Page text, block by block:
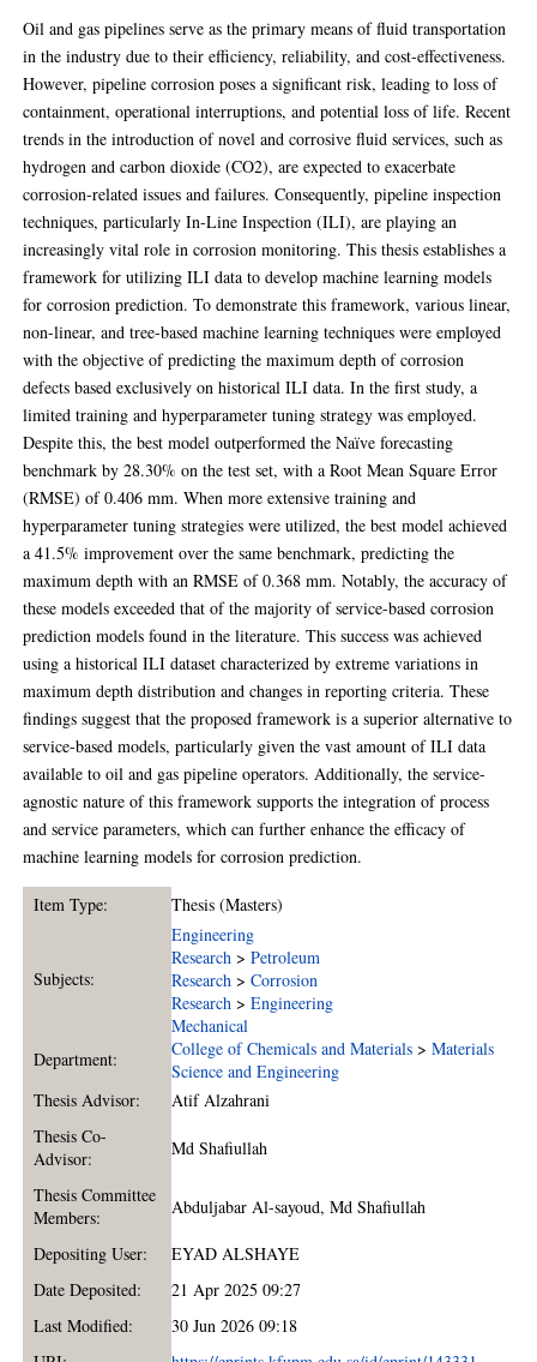
Oil and gas pipelines serve as the primary means of fluid transportation
in the industry due to their efficiency, reliability, and cost-effectiveness.
However, pipeline corrosion poses a significant risk, leading to loss of
containment, operational interruptions, and potential loss of life. Recent
trends in the introduction of novel and corrosive fluid services, such as
hydrogen and carbon dioxide (CO2), are expected to exacerbate
corrosion-related issues and failures. Consequently, pipeline inspection
techniques, particularly In-Line Inspection (ILI), are playing an
increasingly vital role in corrosion monitoring. This thesis establishes a
framework for utilizing ILI data to develop machine learning models
for corrosion prediction. To demonstrate this framework, various linear,
non-linear, and tree-based machine learning techniques were employed
with the objective of predicting the maximum depth of corrosion
defects based exclusively on historical ILI data. In the first study, a
limited training and hyperparameter tuning strategy was employed.
Despite this, the best model outperformed the Naïve forecasting
benchmark by 28.30% on the test set, with a Root Mean Square Error
(RMSE) of 0.406 mm. When more extensive training and
hyperparameter tuning strategies were utilized, the best model achieved
a 41.5% improvement over the same benchmark, predicting the
maximum depth with an RMSE of 0.368 mm. Notably, the accuracy of
these models exceeded that of the majority of service-based corrosion
prediction models found in the literature. This success was achieved
using a historical ILI dataset characterized by extreme variations in
maximum depth distribution and changes in reporting criteria. These
findings suggest that the proposed framework is a superior alternative to
service-based models, particularly given the vast amount of ILI data
available to oil and gas pipeline operators. Additionally, the service-
agnostic nature of this framework supports the integration of process
and service parameters, which can further enhance the efficacy of
machine learning models for corrosion prediction.
Item Type: Thesis (Masters)
Subjects:
Engineering
Research >Petroleum
Research >Corrosion
Research >Engineering
Mechanical
Department:
College of Chemicals and Materials >Materials
Science and Engineering
Thesis Advisor:
Atif Alzahrani
Thesis Co-
Advisor:
Md Shafiullah
Thesis Committee
Members:
Abduljabar Al-sayoud,Md Shafiullah
Depositing User:
EYAD ALSHAYE
Date Deposited:
21 Apr 2025 09:27
Last Modified:
30 Jun 2026 09:18